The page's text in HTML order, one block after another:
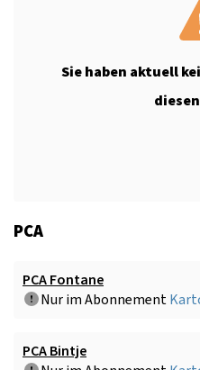
Sie haben aktuell
PCA
PCA Fontane
Nur im Abonnement
PCA Bintje